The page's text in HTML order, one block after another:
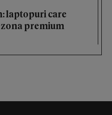
laptopuri care
premium